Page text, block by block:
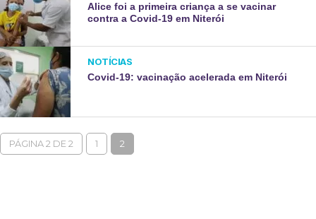
Alice foi a primeira criança a se vacinar
contra a Covid-19 em Niterói
NOTÍCIAS
Covid-19: vacinação acelerada em Niterói
PÁGINA 2 DE 2 1 2